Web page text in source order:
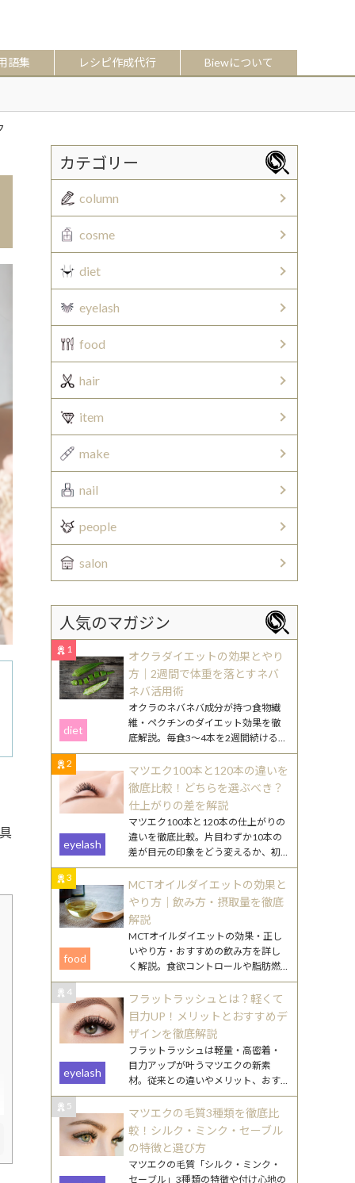
語集 レシピ作成代行 Biewについて
カテゴリー
column
cosme
diet
eyelash
food
hair
item
make
nail
people
salon
人気のマガジン
1
オクラダイエットの効果とやり
方｜2週間で体重を落とすネバ
ネバ活用術
diet
オクラのネバネバ成分が持つ食物繊
維・ペクチンのダイエット効果を徹
底解説。毎食3〜4本を2週間続けるや
り方や、効果を高める食べ合わせ・
調理のコツを紹介します。
2
マツエク100本と120本の違いを
徹底比較！どちらを選ぶべき？
仕上がりの差を解説
eyelash
マツエク100本と120本の仕上がりの
違いを徹底比較。片目わずか10本の
差が目元の印象をどう変えるか、初
心者向けの選び方やまつ毛ケアのポ
イントも詳しく解説します。
3
MCTオイルダイエットの効果と
やり方｜飲み方・摂取量を徹底
解説
food
MCTオイルダイエットの効果・正し
いやり方・おすすめの飲み方を詳し
く解説。食欲コントロールや脂肪燃
焼のメカニズムから、毎日続けるコ
ツまで丁寧にご紹介します。
4
フラットラッシュとは？軽くて
目力UP！メリットとおすすめデ
ザインを徹底解説
eyelash
フラットラッシュは軽量・高密着・
目力アップが叶うマツエクの新素
材。従来との違いやメリット、おす
すめデザインをわかりやすく解説し
ます。
5
マツエクの毛質3種類を徹底比
較！シルク・ミンク・セーブル
の特徴と選び方
マツエクの毛質「シルク・ミンク・
セーブル」3種類の特徴や付け心地の